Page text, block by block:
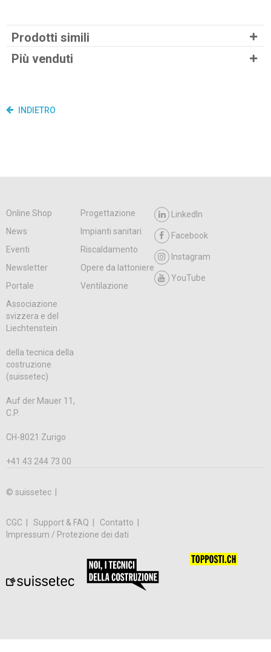
Prodotti simili
Più venduti
INDIETRO
Online Shop
Progettazione
News
Impianti sanitari
Eventi
Riscaldamento
Newsletter
Opere da lattoniere
Portale
Ventilazione
LinkedIn
Facebook
Instagram
YouTube
Associazione
svizzera e del
Liechtenstein
della tecnica della
costruzione
(suissetec)
Auf der Mauer 11,
C.P.
CH-8021 Zurigo
+41 43 244 73 00
© suissetec |
CGC Support & FAQ
Contatto
Impressum / Protezione dei dati